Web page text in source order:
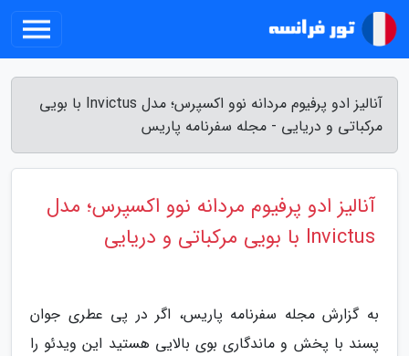
آنالیز ادو پرفیوم مردانه نوو اکسپرس؛ مدل Invictus با بویی
مرکباتی و دریایی - مجله سفرنامه پاریس
آنالیز ادو پرفیوم مردانه نوو اکسپرس؛ مدل
Invictus با بویی مرکباتی و دریایی
به گزارش مجله سفرنامه پاریس، اگر در پی عطری جوان
پسند با پخش و ماندگاری بوی بالایی هستید این ویدئو را